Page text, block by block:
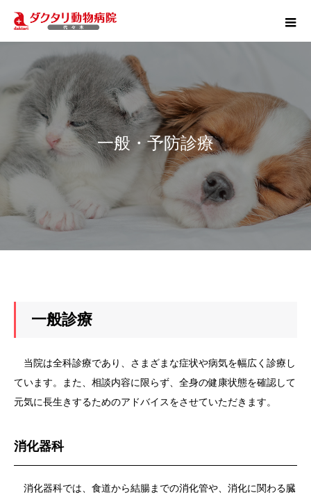
一般・予防診療
一般診療
当院は全科診療であり、さまざまな症状や病気を幅広く診療し
ています。また、相談内容に限らず、全身の健康状態を確認して
元気に長生きするためのアドバイスをさせていただきます。
消化器科
消化器科では、食道から結腸までの消化管や、消化に関わる臓